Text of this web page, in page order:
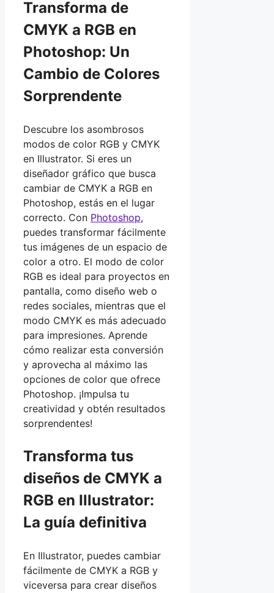
Transforma de
CMYK a RGB en
Photoshop: Un
Cambio de Colores
Sorprendente
Descubre los asombrosos
modos de color RGB y CMYK
en Illustrator. Si eres un
diseñador gráfico que busca
cambiar de CMYK a RGB en
Photoshop, estás en el lugar
correcto. Con Photoshop,
puedes transformar fácilmente
tus imágenes de un espacio de
color a otro. El modo de color
RGB es ideal para proyectos en
pantalla, como diseño web o
redes sociales, mientras que el
modo CMYK es más adecuado
para impresiones. Aprende
cómo realizar esta conversión
y aprovecha al máximo las
opciones de color que ofrece
Photoshop. ¡Impulsa tu
creatividad y obtén resultados
sorprendentes!
Transforma tus
diseños de CMYK a
RGB en Illustrator:
La guía definitiva
En Illustrator, puedes cambiar
fácilmente de CMYK a RGB y
viceversa para crear diseños